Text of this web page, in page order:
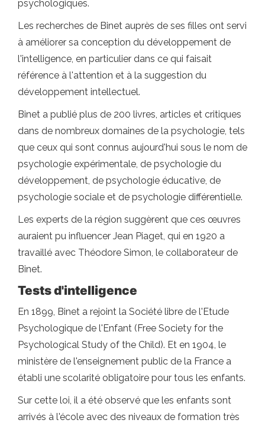
psychologiques.
Les recherches de Binet auprès de ses filles ont servi
à améliorer sa conception du développement de
l'intelligence, en particulier dans ce qui faisait
référence à l'attention et à la suggestion du
développement intellectuel.
Binet a publié plus de 200 livres, articles et critiques
dans de nombreux domaines de la psychologie, tels
que ceux qui sont connus aujourd'hui sous le nom de
psychologie expérimentale, de psychologie du
développement, de psychologie éducative, de
psychologie sociale et de psychologie différentielle.
Les experts de la région suggèrent que ces œuvres
auraient pu influencer Jean Piaget, qui en 1920 a
travaillé avec Théodore Simon, le collaborateur de
Binet.
Tests d'intelligence
En 1899, Binet a rejoint la Société libre de l'Etude
Psychologique de l'Enfant (Free Society for the
Psychological Study of the Child). Et en 1904, le
ministère de l'enseignement public de la France a
établi une scolarité obligatoire pour tous les enfants.
Sur cette loi, il a été observé que les enfants sont
arrivés à l'école avec des niveaux de formation très